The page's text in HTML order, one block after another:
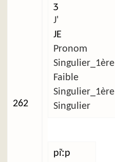
262
ʒ
J'
JE
Pronom
Singulier_1ère
Faible
Singulier_1ère
Singulier
pi̜ːp